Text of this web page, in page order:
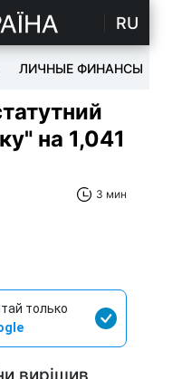
RU
ЛИЧНЫЕ ФИНАНСЫ
на 1,041
3 мин
только